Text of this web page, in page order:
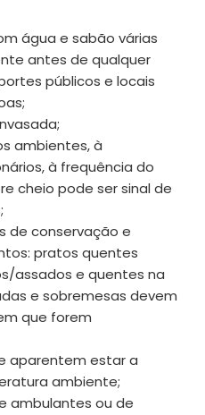
água e sabão várias
antes de qualquer
públicos e locais
ambientes, à
à frequência do
cheio pode ser sinal de
de conservação e
pratos quentes
assados e quentes na
e sobremesas devem
que forem
aparentem estar a
ambiente;
ambulantes ou de